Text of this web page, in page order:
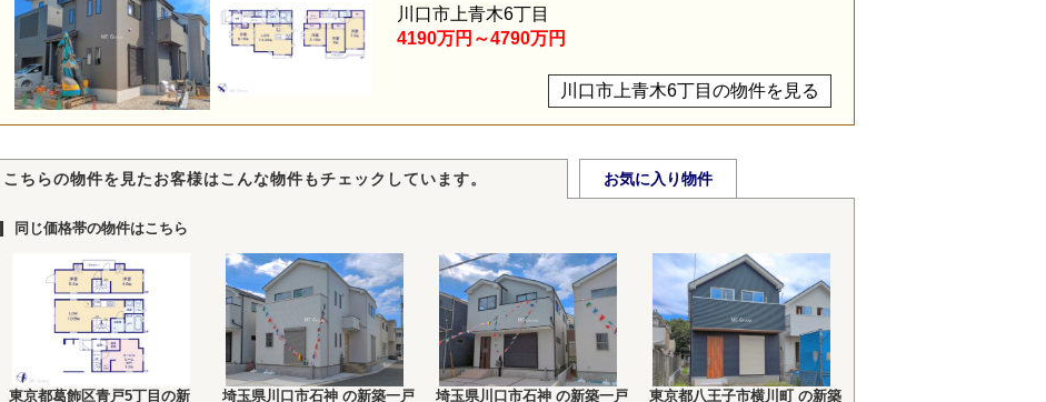
川口市上青木6丁目の物件を見る
川口市上青木6丁目
4190万円～4790万円
こちらの物件を見たお客様はこんな物件もチェックしています。 お気に入り物件
同じ価格帯の物件はこちら
東京都葛飾区青戸5丁目の新 埼玉県川口市石神 の新築一戸 埼玉県川口市石神 の新築一戸 東京都八王子市横川町 の新築